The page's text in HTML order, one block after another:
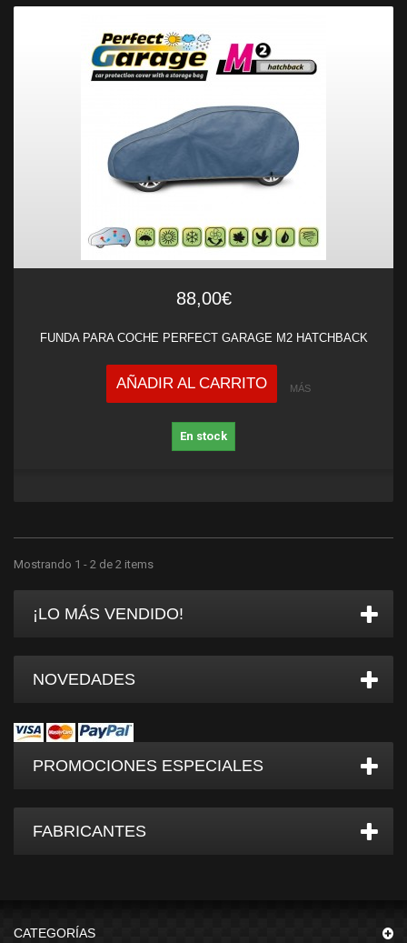
88,00€
FUNDA PARA COCHE PERFECT GARAGE M2 HATCHBACK
AÑADIR AL CARRITO MÁS
En stock
Mostrando 1 - 2 de 2 items
¡LO MÁS VENDIDO!
NOVEDADES
PROMOCIONES ESPECIALES
FABRICANTES
CATEGORÍAS